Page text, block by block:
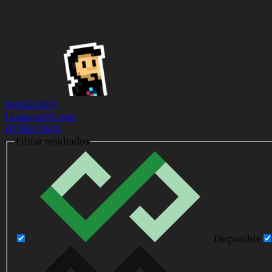
MANZ.DEV
LenguajeJS.com
HTMLCSSJS
Filtrar resultados
Disponible